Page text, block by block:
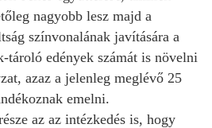
nagyobb lesz majd a
színvonalának javítására a
tároló edények számát is növelni
azaz a jelenleg meglévő 25
emelni.
az az intézkedés is, hogy